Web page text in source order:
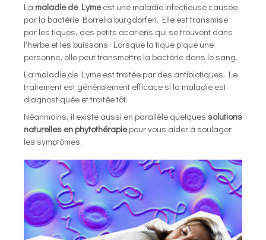
La maladie de Lymeest une maladie infectieuse causée
par la bactérie Borrelia burgdorferi. Elle est transmise
par les tiques, des petits acariens qui se trouvent dans
l'herbe et les buissons. Lorsque la tique pique une
personne, elle peut transmettre la bactérie dans le sang.
La maladie de Lyme est traitée par des antibiotiques. Le
traitement est généralement efficace si la maladie est
diagnostiquée et traitée tôt.
Néanmoins, il existe aussi en parallèle quelques solutions
naturelles en phytothérapiepour vous aider à soulager
les symptômes.